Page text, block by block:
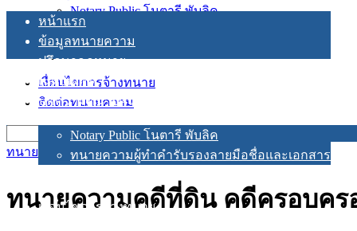
หน้าแรก
ข้อมูลทนายความ
ปรึกษากฎหมาย
เนติบัณฑิต
บทความทนายความ
Notary Public โนตารี พับลิค
ทนายความผู้ทำคำรับรองลายมือชื่อและเอกสาร
เงื่อนไขการจ้างทนาย
Notary Public โนตารี พับลิค
ทนายความผู้ทำคำรับรองลายมือชื่อและเอกสาร
เงื่อนไขการจ้างทนาย
ติดต่อทนายความ
for:
ทนายคดีที่ดิน
ทนายความคดีที่ดิน คดีครอบคร